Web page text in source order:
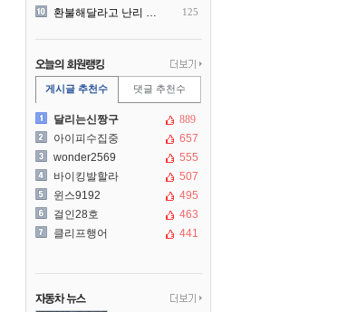
환불해달라고 난리 난 미국 .. 125
게시글 추천수 댓글 추천수
달리는신짱구
889
아이피수집중
657
wonder2569
555
바이킹발할라
507
윈스9192
495
걸인28호
463
클리프행어
441